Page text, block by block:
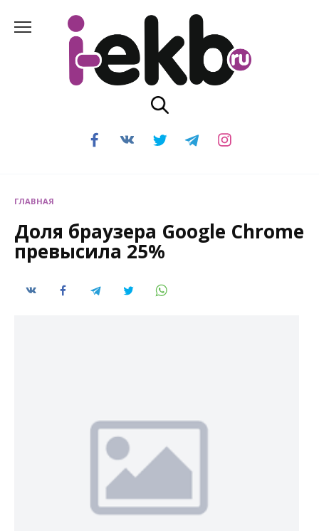
содержанию
ГЛАВНАЯ
Доля браузера Google Chrome
превысила 25%